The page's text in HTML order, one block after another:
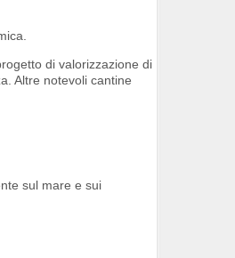
di valorizzazione di
Altre notevoli cantine
sul mare e sui